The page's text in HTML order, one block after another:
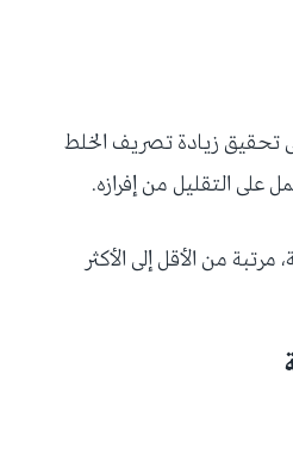
تحقيق زيادة تصريف الخلط
على التقليل من إفرازه.
من الأقل إلى الأكثر